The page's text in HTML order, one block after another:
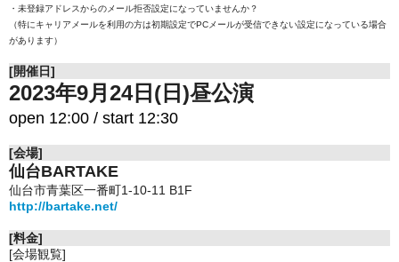
・未登録アドレスからのメール拒否設定になっていませんか？
（特にキャリアメールを利用の方は初期設定でPCメールが受信できない設定になっている場合
があります）
[開催日]
2023年9月24日(日)昼公演
open 12:00 / start 12:30
[会場]
仙台BARTAKE
仙台市青葉区一番町1-10-11 B1F
http://bartake.net/
[料金]
[会場観覧]